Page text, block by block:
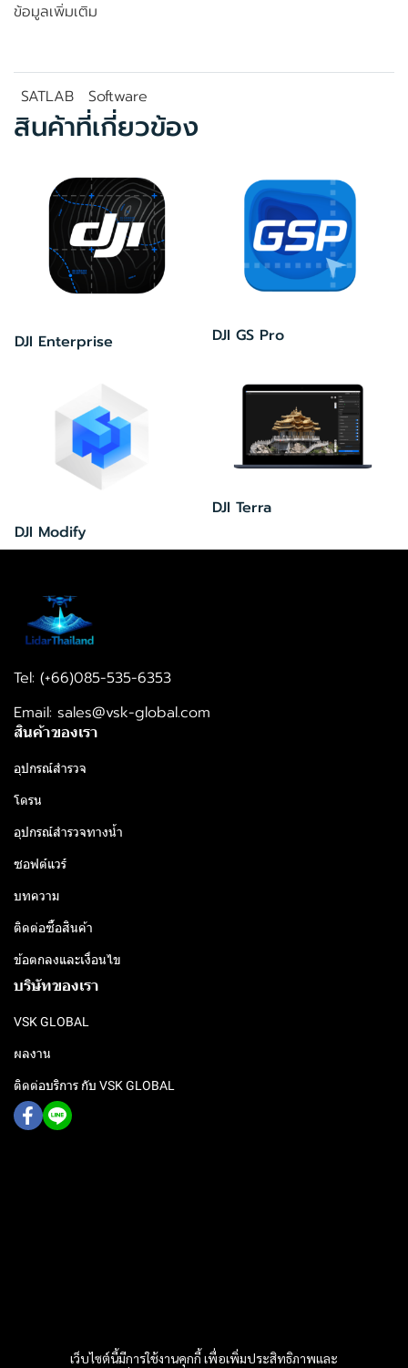
ข้อมูลเพิ่มเติม
SATLAB Software
สินค้าที่เกี่ยวข้อง
DJI Enterprise DJI GS Pro
DJI Modify
DJI Terra
เว็บไซต์นี้มีการใช้งานคุกกี้ เพื่อเพิ่มประสิทธิภาพและ
Tel: (+66)085-535-6353
Email: sales@vsk-global.com​​
สินค้าของเรา
อุปกรณ์สำรวจ
โดรน
อุปกรณ์สำรวจทางน้ำ
ซอฟต์แวร์
บทความ
ติดต่อซื้อสินค้า
ข้อตกลงและเงื่อนไข
บริษัทของเรา
VSK GLOBAL
ผลงาน
ติดต่อบริการ กับ VSK GLOBAL